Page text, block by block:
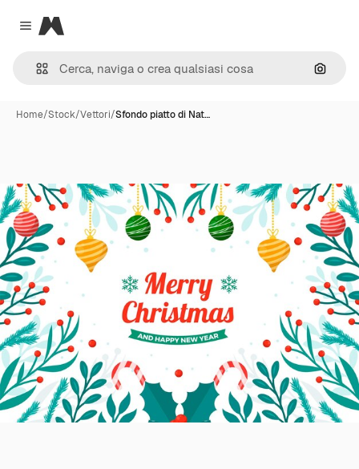
Close menu
Magnific
Cerca
Home/Stock/Vettori/Sfondo piatto di Nat…